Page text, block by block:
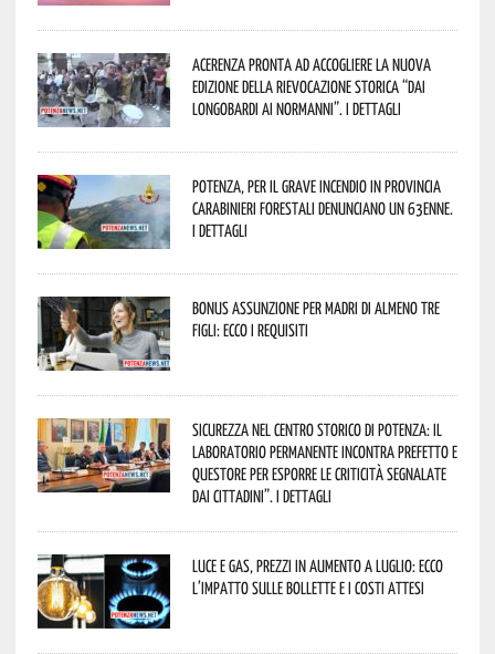
Acerenza pronta ad accogliere la nuova
edizione della rievocazione storica “Dai
Longobardi ai Normanni”. I dettagli
Potenza, per il grave incendio in Provincia
Carabinieri forestali denunciano un 63enne.
I dettagli
Bonus assunzione per madri di almeno tre
figli: ecco i requisiti
Sicurezza nel Centro Storico di Potenza: il
Laboratorio Permanente incontra Prefetto e
Questore per esporre le criticità segnalate
dai cittadini”. I dettagli
Luce e gas, prezzi in aumento a luglio: ecco
l’impatto sulle bollette e i costi attesi